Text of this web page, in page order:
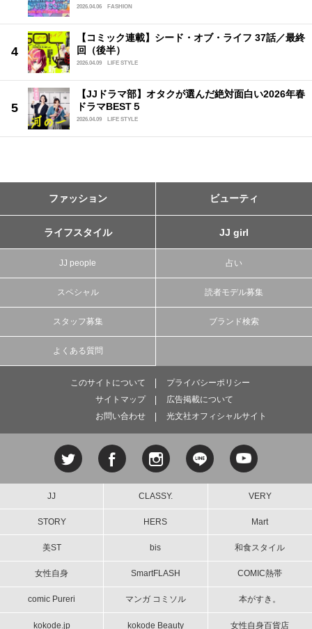
2026.04.06 FASHION
【コミック連載】シード・オブ・ライフ 37話／最終
回（後半）
2026.04.09 LIFE STYLE
【JJドラマ部】オタクが選んだ絶対面白い2026年春
ドラマBEST５
2026.04.09 LIFE STYLE
ファッション ビューティ
ライフスタイル JJ girl
JJ people 占い
スペシャル 読者モデル募集
スタッフ募集 ブランド検索
よくある質問
このサイトについて
プライバシーポリシー
サイトマップ
広告掲載について
お問い合わせ
光文社オフィシャルサイト
JJ CLASSY. VERY
STORY HERS Mart
美ST bis 和食スタイル
女性自身 SmartFLASH COMIC熱帯
comic Pureri マンガ コミソル 本がすき。
kokode.jp kokode Beauty 女性自身百貨店